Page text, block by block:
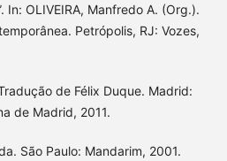
In: OLIVEIRA, Manfredo A. (Org.).
Petrópolis, RJ: Vozes,
de Félix Duque. Madrid:
de Madrid, 2011.
São Paulo: Mandarim, 2001.